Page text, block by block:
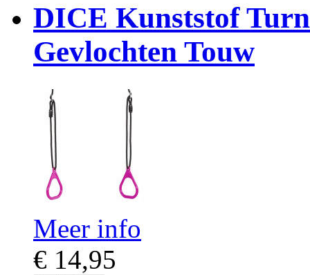
DICE Kunststof
Gevlochten Touw
Meer info
€ 14,95